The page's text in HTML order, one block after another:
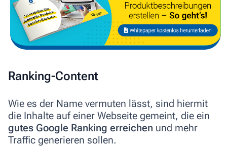
Ranking-Content
Wie es der Name vermuten lässt, sind hiermit
die Inhalte auf einer Webseite gemeint, die ein
gutes Google Ranking erreichen und mehr
Traffic generieren sollen.